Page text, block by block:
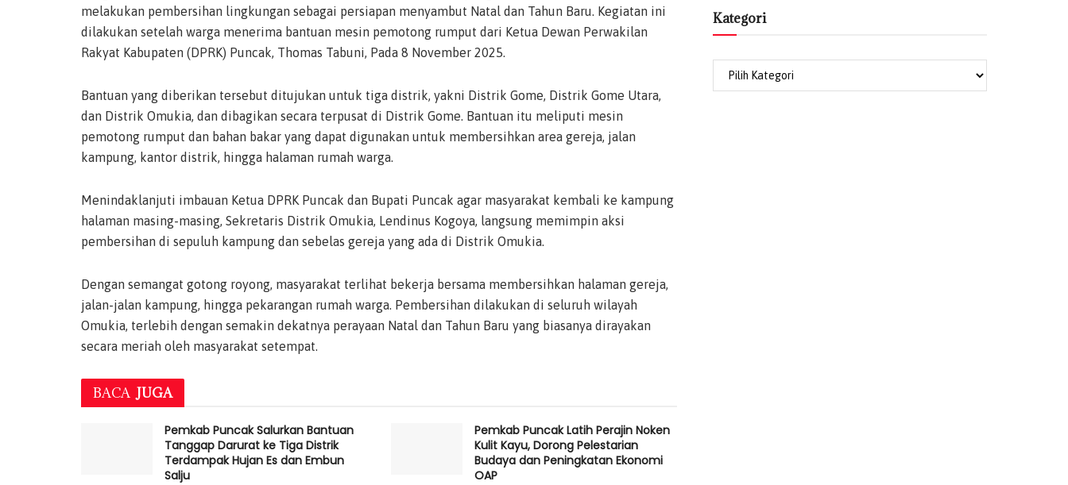
melakukan pembersihan lingkungan sebagai persiapan menyambut Natal dan Tahun Baru. Kegiatan ini
dilakukan setelah warga menerima bantuan mesin pemotong rumput dari Ketua Dewan Perwakilan
Rakyat Kabupaten (DPRK) Puncak, Thomas Tabuni, Pada 8 November 2025.
Bantuan yang diberikan tersebut ditujukan untuk tiga distrik, yakni Distrik Gome, Distrik Gome Utara,
dan Distrik Omukia, dan dibagikan secara terpusat di Distrik Gome. Bantuan itu meliputi mesin
pemotong rumput dan bahan bakar yang dapat digunakan untuk membersihkan area gereja, jalan
kampung, kantor distrik, hingga halaman rumah warga.
Menindaklanjuti imbauan Ketua DPRK Puncak dan Bupati Puncak agar masyarakat kembali ke kampung
halaman masing-masing, Sekretaris Distrik Omukia, Lendinus Kogoya, langsung memimpin aksi
pembersihan di sepuluh kampung dan sebelas gereja yang ada di Distrik Omukia.
Dengan semangat gotong royong, masyarakat terlihat bekerja bersama membersihkan halaman gereja,
jalan-jalan kampung, hingga pekarangan rumah warga. Pembersihan dilakukan di seluruh wilayah
Omukia, terlebih dengan semakin dekatnya perayaan Natal dan Tahun Baru yang biasanya dirayakan
secara meriah oleh masyarakat setempat.
BACA JUGA
Pemkab Puncak Salurkan Bantuan
Tanggap Darurat ke Tiga Distrik
Terdampak Hujan Es dan Embun
Salju
Pemkab Puncak Latih Perajin Noken
Kulit Kayu, Dorong Pelestarian
Budaya dan Peningkatan Ekonomi
OAP
Kategori